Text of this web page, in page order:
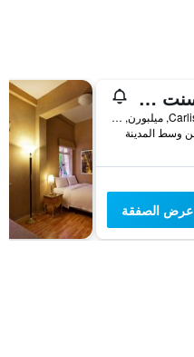
نومادز سنت كيلدا هوستل
17 Carlisle Street, ميلبورن, VIC, أستراليا
عرض الصفقة